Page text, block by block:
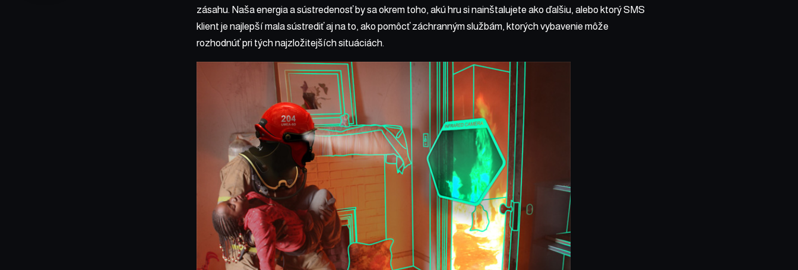
zásahu. Naša energia a sústredenosť by sa okrem toho, akú hru si nainštalujete ako ďalšiu, alebo ktorý SMS
klient je najlepší mala sústrediť aj na to, ako pomôcť záchranným službám, ktorých vybavenie môže
rozhodnúť pri tých najzložitejších situáciách.